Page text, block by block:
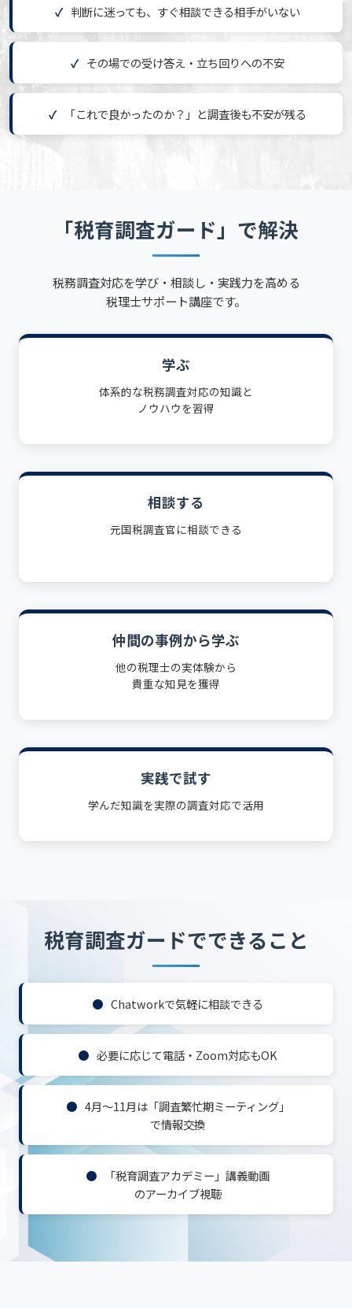
判断に迷っても、すぐ相談できる相手がいない
その場での受け答え・立ち回りへの不安
「これで良かったのか？」と調査後も不安が残る
「税育調査ガード」で解決
税務調査対応を学び・相談し・実践力を高める
税理士サポート講座です。
学ぶ
体系的な税務調査対応の知識と
ノウハウを習得
相談する
元国税調査官に相談できる
仲間の事例から学ぶ
他の税理士の実体験から
貴重な知見を獲得
実践で試す
学んだ知識を実際の調査対応で活用
税育調査ガードでできること
Chatworkで気軽に相談できる
必要に応じて電話・Zoom対応もOK
4月〜11月は「調査繁忙期ミーティング」
で情報交換
「税育調査アカデミー」講義動画
のアーカイブ視聴